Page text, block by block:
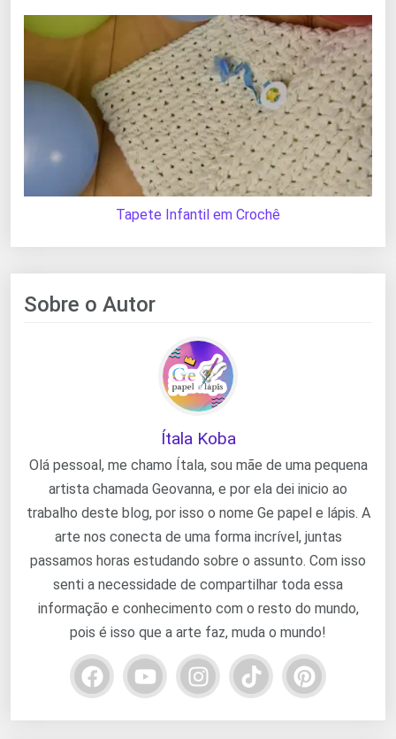
Tapete Infantil em Crochê
Sobre o Autor
Ítala Koba
Olá pessoal, me chamo Ítala, sou mãe de uma pequena
artista chamada Geovanna, e por ela dei inicio ao
trabalho deste blog, por isso o nome Ge papel e lápis. A
arte nos conecta de uma forma incrível, juntas
passamos horas estudando sobre o assunto. Com isso
senti a necessidade de compartilhar toda essa
informação e conhecimento com o resto do mundo,
pois é isso que a arte faz, muda o mundo!